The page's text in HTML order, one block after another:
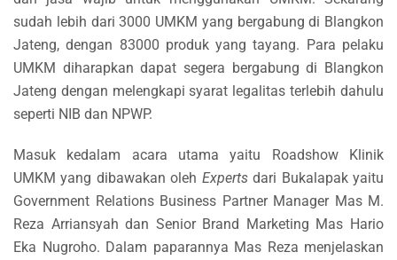
sudah lebih dari 3000 UMKM yang bergabung di Blangkon
Jateng, dengan 83000 produk yang tayang. Para pelaku
UMKM diharapkan dapat segera bergabung di Blangkon
Jateng dengan melengkapi syarat legalitas terlebih dahulu
seperti NIB dan NPWP.
Masuk kedalam acara utama yaitu Roadshow Klinik
UMKM yang dibawakan oleh Expertsdari Bukalapak yaitu
Government Relations Business Partner Manager Mas M.
Reza Arriansyah dan Senior Brand Marketing Mas Hario
Eka Nugroho. Dalam paparannya Mas Reza menjelaskan